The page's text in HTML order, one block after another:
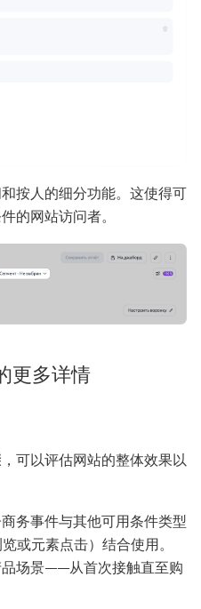
按人的细分功能。这使得可
的网站访问者。
更多详情
可以评估网站的整体效果以
务事件与其他可用条件类型
或元素点击）结合使用。
场景——从首次接触直至购